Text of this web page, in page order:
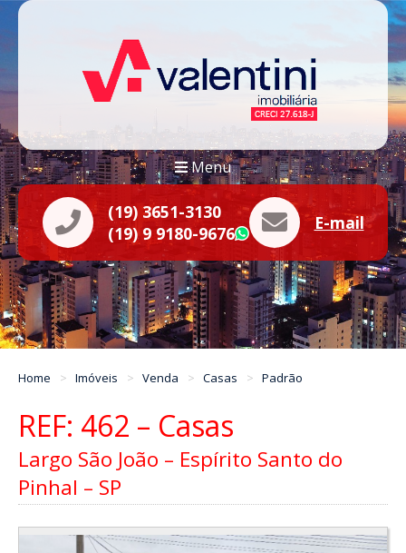
Menu
(19) 3651-3130
(19) 9 9180-9676
WhatsApp
E-mail
Home Imóveis Venda Casas Padrão
REF: 462 – Casas
Largo São João – Espírito Santo do
Pinhal – SP